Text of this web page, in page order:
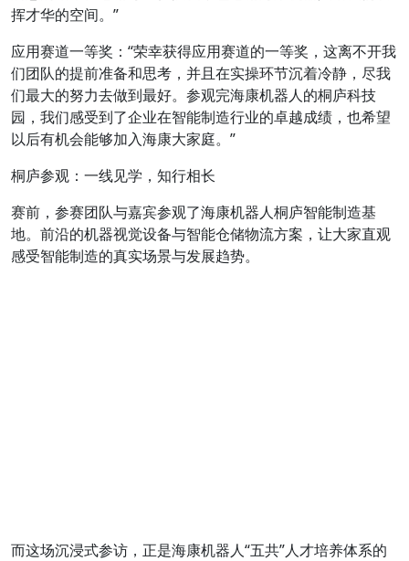
挥才华的空间。”
应用赛道一等奖：“荣幸获得应用赛道的一等奖，这离不开我
们团队的提前准备和思考，并且在实操环节沉着冷静，尽我
们最大的努力去做到最好。参观完海康机器人的桐庐科技
园，我们感受到了企业在智能制造行业的卓越成绩，也希望
以后有机会能够加入海康大家庭。”
桐庐参观：一线见学，知行相长
赛前，参赛团队与嘉宾参观了海康机器人桐庐智能制造基
地。前沿的机器视觉设备与智能仓储物流方案，让大家直观
感受智能制造的真实场景与发展趋势。
而这场沉浸式参访，正是海康机器人“五共”人才培养体系的